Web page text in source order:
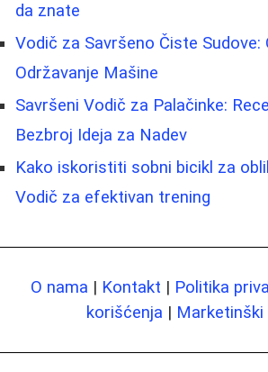
da znate
Vodič za Savršeno Čiste Sudove:
Održavanje Mašine
Savršeni Vodič za Palačinke:
Bezbroj Ideja za Nadev
Kako iskoristiti sobni bicikl za
Vodič za efektivan trening
O nama | Kontakt | Politika
korišćenja | Marketinški